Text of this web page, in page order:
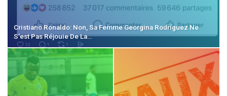
Cristiano Ronaldo: Non, Sa Femme Georgina Rodríguez Ne
S’est Pas Réjouie De La…